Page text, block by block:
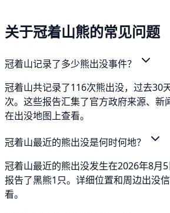
关于冠着山熊的常见问题
冠着山记录了多少熊出没事件？
冠着山共记录了116次熊出没，过去30
次。这些报告汇集了官方政府来源、新
在出没地图上查看。
冠着山最近的熊出没是何时何地？
冠着山最近的熊出没发生在2026年8月
报告了黑熊1只。详细位置和周边出没
看。